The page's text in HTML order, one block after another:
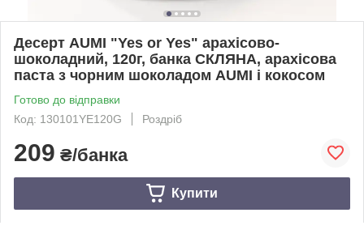
Десерт AUMI "Yes or Yes" арахісово-
шоколадний, 120г, банка СКЛЯНА, арахісова
паста з чорним шоколадом AUMI і кокосом
Готово до відправки
Код: 130101YE120G
Роздріб
209 ₴/банка
Купити